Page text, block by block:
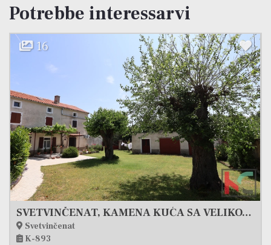
Potrebbe interessarvi
21
Krnica, Marcana, casa rustica in pietra ristrutturata 136m2
Krnica
K-534